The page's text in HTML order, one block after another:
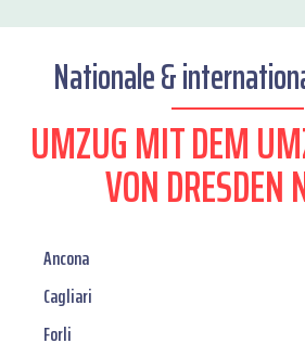
Nationale &
UMZUG MIT DEM
VON DRESDEN
Ancona
Cagliari
Forli